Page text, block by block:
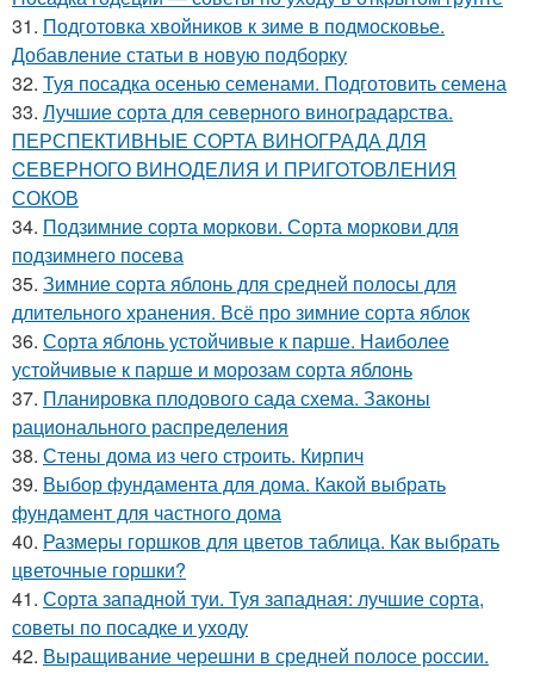
31. Подготовка хвойников к зиме в подмосковье.
Добавление статьи в новую подборку
32. Туя посадка осенью семенами. Подготовить семена
33. Лучшие сорта для северного виноградарства.
ПЕРСПЕКТИВНЫЕ СОРТА ВИНОГРАДА ДЛЯ
CЕВЕРНОГО ВИНОДЕЛИЯ И ПРИГОТОВЛЕНИЯ
СОКОВ
34. Подзимние сорта моркови. Сорта моркови для
подзимнего посева
35. Зимние сорта яблонь для средней полосы для
длительного хранения. Всё про зимние сорта яблок
36. Сорта яблонь устойчивые к парше. Наиболее
устойчивые к парше и морозам сорта яблонь
37. Планировка плодового сада схема. Законы
рационального распределения
38. Стены дома из чего строить. Кирпич
39. Выбор фундамента для дома. Какой выбрать
фундамент для частного дома
40. Размеры горшков для цветов таблица. Как выбрать
цветочные горшки?
41. Сорта западной туи. Туя западная: лучшие сорта,
советы по посадке и уходу
42. Выращивание черешни в средней полосе россии.